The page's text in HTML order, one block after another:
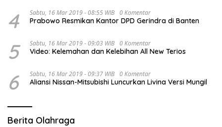
4 Sabtu, 16 Mar 2019 - 08:55 WIB 0 Komentar
Prabowo Resmikan Kantor DPD Gerindra di Banten
5 Sabtu, 16 Mar 2019 - 09:03 WIB 0 Komentar
Video: Kelemahan dan Kelebihan All New Terios
6 Sabtu, 16 Mar 2019 - 09:37 WIB 0 Komentar
Aliansi Nissan-Mitsubishi Luncurkan Livina Versi Mungil
Berita Olahraga